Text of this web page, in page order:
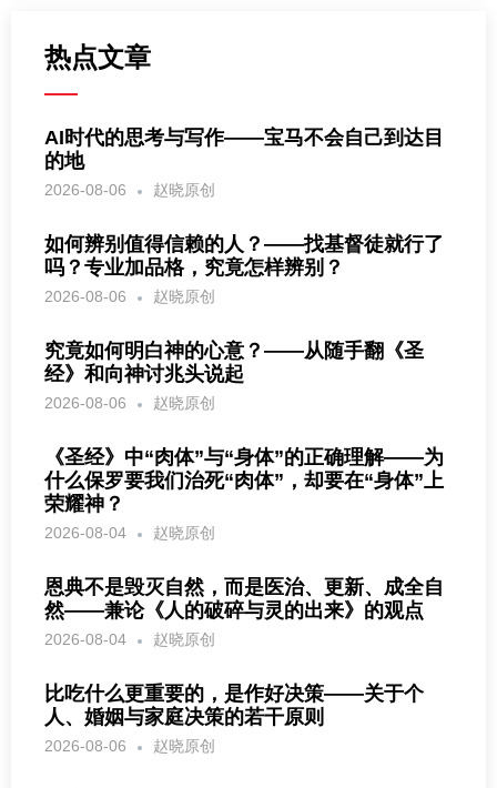
热点文章
AI时代的思考与写作——宝马不会自己到达目
的地
2026-08-06 赵晓原创
如何辨别值得信赖的人？——找基督徒就行了
吗？专业加品格，究竟怎样辨别？
2026-08-06 赵晓原创
究竟如何明白神的心意？——从随手翻《圣
经》和向神讨兆头说起
2026-08-06 赵晓原创
《圣经》中“肉体”与“身体”的正确理解——为
什么保罗要我们治死“肉体”，却要在“身体”上
荣耀神？
2026-08-04 赵晓原创
恩典不是毁灭自然，而是医治、更新、成全自
然——兼论《人的破碎与灵的出来》的观点
2026-08-04 赵晓原创
比吃什么更重要的，是作好决策——关于个
人、婚姻与家庭决策的若干原则
2026-08-06 赵晓原创